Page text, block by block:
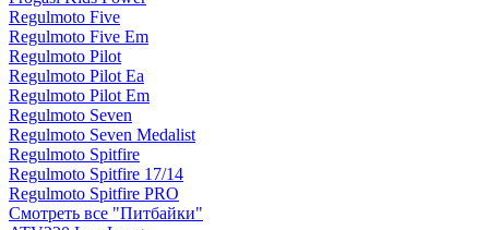
Regulmoto Five
Regulmoto Five Em
Regulmoto Pilot
Regulmoto Pilot Ea
Regulmoto Pilot Em
Regulmoto Seven
Regulmoto Seven Medalist
Regulmoto Spitfire
Regulmoto Spitfire 17/14
Regulmoto Spitfire PRO
Смотреть все "Питбайки"